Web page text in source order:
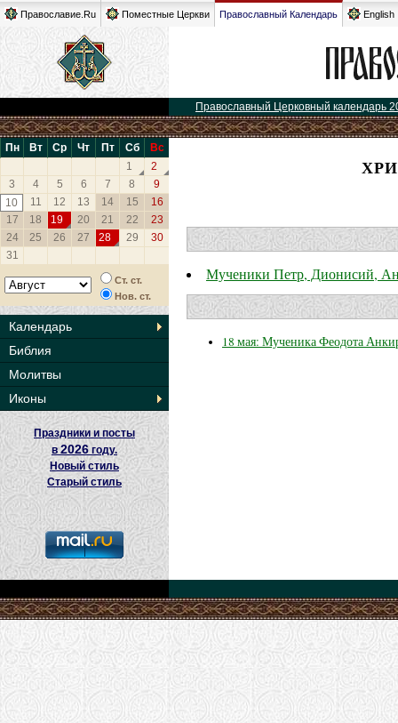
Православие.Ru Поместные Церкви Православный Календарь English
Православный Церковный календарь
Пн Вт Ср Чт Пт Сб
Вс
1
2
3
4 5 6 7 8
9
10
11 12 13 14 15
16
17
18 19 20 21 22
23
24
25 26 27 28 29
30
31
Ст. ст.
Нов. ст.
Календарь
Библия
Молитвы
Иконы
Праздники и посты
в2026 году.
Новый стиль
Старый стиль
Мученики Петр, Дионисий,
18 мая: Мученика Феодота